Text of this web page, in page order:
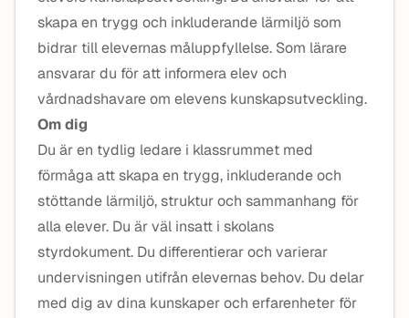
skapa en trygg och inkluderande lärmiljö som
bidrar till elevernas måluppfyllelse. Som lärare
ansvarar du för att informera elev och
vårdnadshavare om elevens kunskapsutveckling.
Om dig
Du är en tydlig ledare i klassrummet med
förmåga att skapa en trygg, inkluderande och
stöttande lärmiljö, struktur och sammanhang för
alla elever. Du är väl insatt i skolans
styrdokument. Du differentierar och varierar
undervisningen utifrån elevernas behov. Du delar
med dig av dina kunskaper och erfarenheter för